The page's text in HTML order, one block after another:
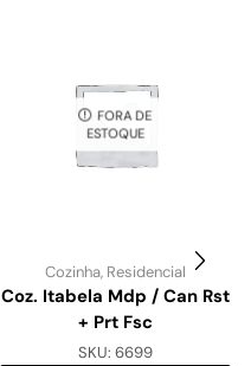
FORA DE
ESTOQUE
Cozinha, Residencial
Coz. Itabela Mdp / Can Rst
+ Prt Fsc
SKU: 6699